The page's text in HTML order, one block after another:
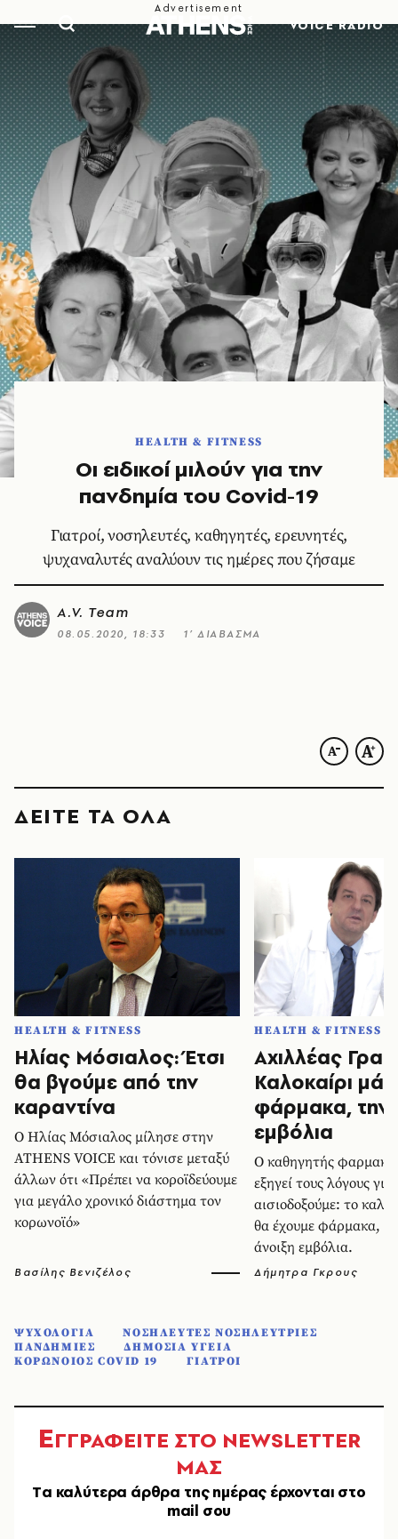
VOICE RADIO
HEALTH & FITNESS
Οι ειδικοί μιλούν για την
πανδημία του Covid-19
Γιατροί, νοσηλευτές, καθηγητές, ερευνητές,
ψυχαναλυτές αναλύουν τις ημέρες που ζήσαμε
A.V. Team
08.05.2020, 18:33 1’ ΔΙΑΒΑΣΜΑ
ΔΕΙΤΕ ΤΑ ΟΛΑ
HEALTH & FITNESS
Ηλίας Μόσιαλος: Έτσι
θα βγούμε από την
καραντίνα
Ο Ηλίας Μόσιαλος μίλησε στην
ATHENS VOICE και τόνισε μεταξύ
άλλων ότι «Πρέπει να κοροϊδεύουμε
για μεγάλο χρονικό διάστημα τον
κορωνοϊό»
Βασίλης Βενιζέλος
HEALTH & FITNESS
Αχιλλέας
Καλοκαίρι
φάρμακα, την
εμβόλια
Ο καθηγητής
εξηγεί τους λόγους
αισιοδοξούμε: το
θα έχουμε φάρμακα,
άνοιξη εμβόλια.
Δήμητρα Γκρους
ΨΥΧΟΛΟΓΙΑ
ΝΟΣΗΛΕΥΤΕΣ ΝΟΣΗΛΕΥΤΡΙΕΣ
ΠΑΝΔΗΜΙΕΣ
ΔΗΜΟΣΙΑ ΥΓΕΙΑ
ΚΟΡΩΝΟΙΟΣ COVID 19
ΓΙΑΤΡΟΙ
ΕΓΓΡΑΦΕΙΤΕ ΣΤΟ NEWSLETTER
ΜΑΣ
Tα καλύτερα άρθρα της ημέρας έρχονται στο
mail σου